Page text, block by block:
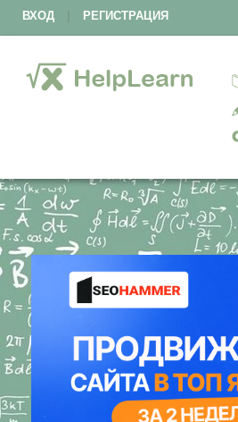
ВХОД РЕГИСТРАЦИЯ